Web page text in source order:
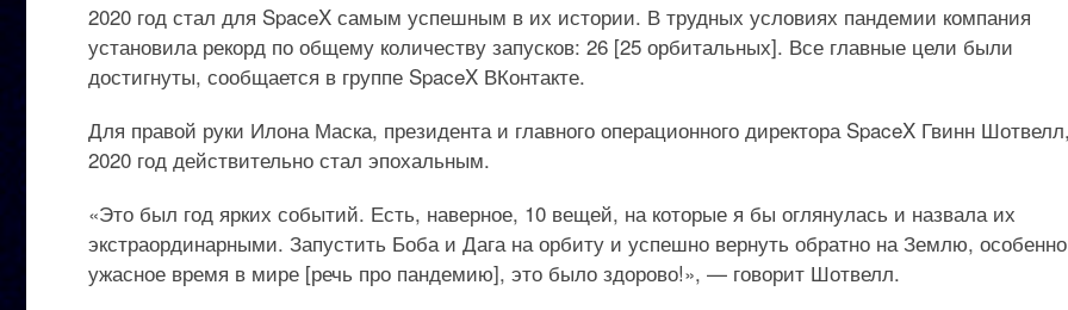
2020 год стал для SpaceX самым успешным в их истории. В трудных условиях пандемии компания
установила рекорд по общему количеству запусков: 26 [25 орбитальных]. Все главные цели были
достигнуты, сообщается в группе SpaceX ВКонтакте.
Для правой руки Илона Маска, президента и главного операционного директора SpaceX Гвинн
2020 год действительно стал эпохальным.
«Это был год ярких событий. Есть, наверное, 10 вещей, на которые я бы оглянулась и назвала их
экстраординарными. Запустить Боба и Дага на орбиту и успешно вернуть обратно на Землю,
ужасное время в мире [речь про пандемию], это было здорово!», — говорит Шотвелл.